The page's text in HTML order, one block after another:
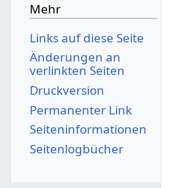
Mehr
Links auf diese Seite
Änderungen an
verlinkten Seiten
Druckversion
Permanenter Link
Seiten­­informationen
Seitenlogbücher